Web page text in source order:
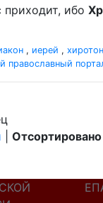
приходит, ибо
, иерей ,
православный